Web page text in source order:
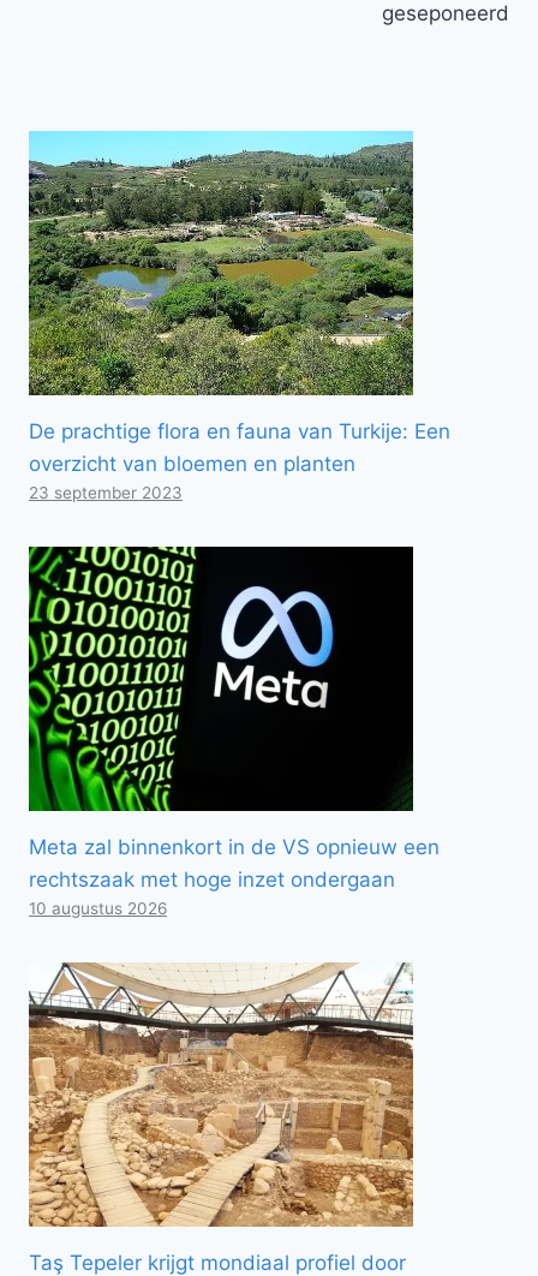
geseponeerd
De prachtige flora en fauna van Turkije: Een
overzicht van bloemen en planten
23 september 2023
Meta zal binnenkort in de VS opnieuw een
rechtszaak met hoge inzet ondergaan
10 augustus 2026
Taş Tepeler krijgt mondiaal profiel door